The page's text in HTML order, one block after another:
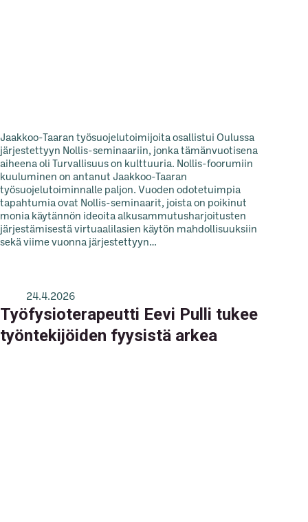
Jaakkoo-Taaran työsuojelutoimijoita osallistui Oulussa
järjestettyyn Nollis-seminaariin, jonka tämänvuotisena
aiheena oli Turvallisuus on kulttuuria. Nollis-foorumiin
kuuluminen on antanut Jaakkoo-Taaran
työsuojelutoiminnalle paljon. Vuoden odotetuimpia
tapahtumia ovat Nollis-seminaarit, joista on poikinut
monia käytännön ideoita alkusammutusharjoitusten
järjestämisestä virtuaalilasien käytön mahdollisuuksiin
sekä viime vuonna järjestettyyn…
24.4.2026
Työfysioterapeutti Eevi Pulli tukee
työntekijöiden fyysistä arkea